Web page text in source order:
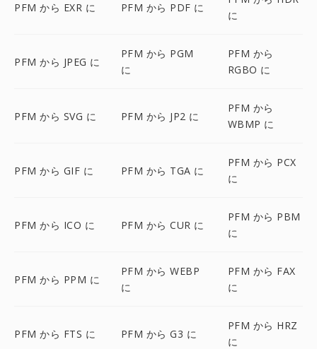
PFM から EXR に PFM から PDF に
に
PFM から JPEG に
PFM から PGM
に
PFM から
RGBO に
PFM から SVG に PFM から JP2 に
PFM から
WBMP に
PFM から GIF に PFM から TGA に
PFM から PCX
に
PFM から ICO に PFM から CUR に
PFM から PBM
に
PFM から PPM に
PFM から WEBP
に
PFM から FAX
に
PFM から FTS に PFM から G3 に
PFM から HRZ
に